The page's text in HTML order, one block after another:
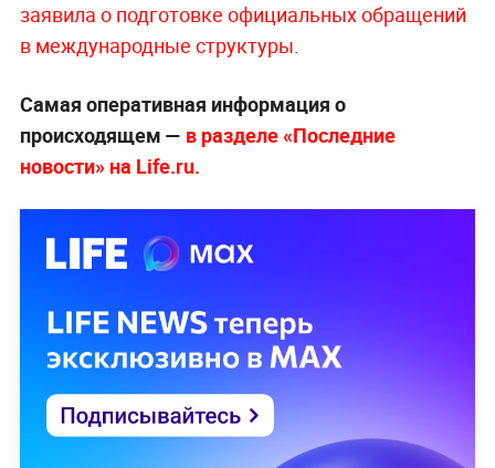
заявила о подготовке официальных обращений
в международные структуры.
Самая оперативная информация о
происходящем — в разделе «Последние
новости» на Life.ru.